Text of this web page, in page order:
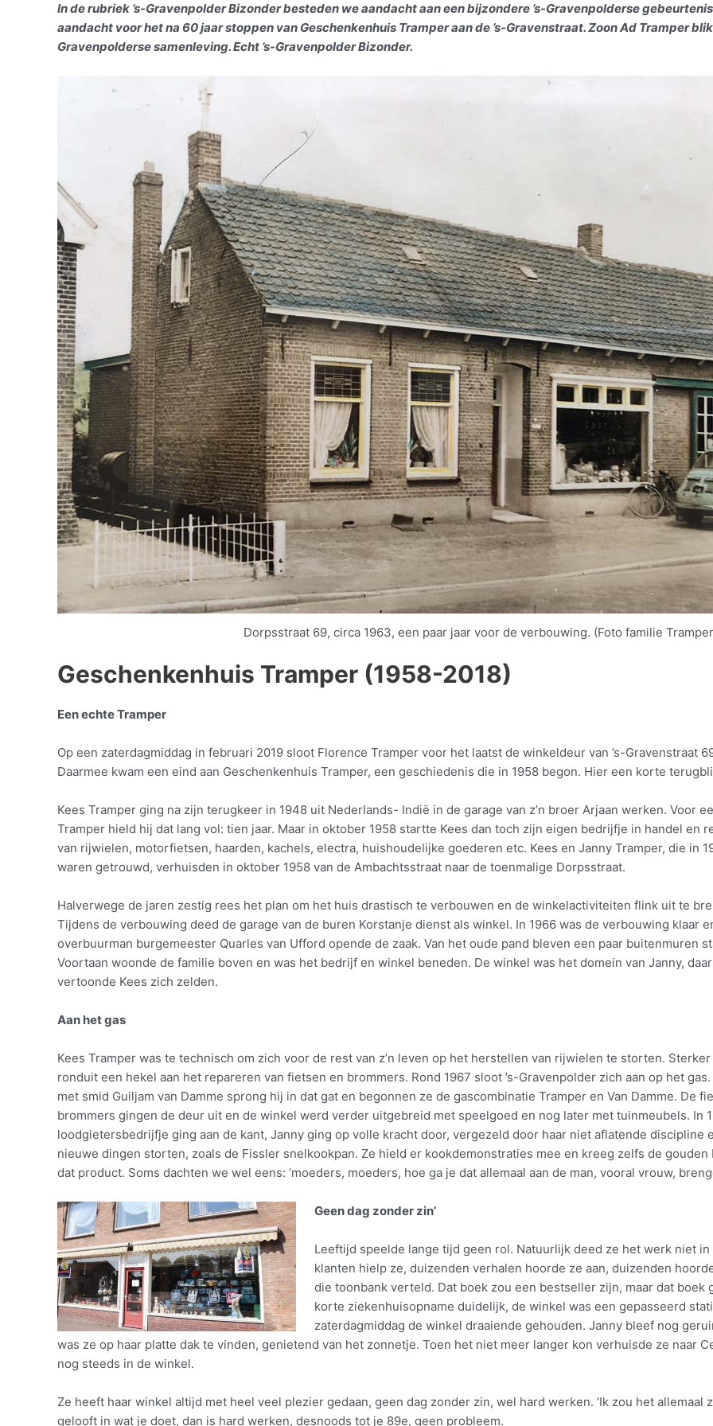
In de rubriek ’s-Gravenpolder Bizonder besteden we aandacht aan een bijzondere ’s-Gravenpolderse
aandacht voor het na 60 jaar stoppen van Geschenkenhuis Tramper aan de ’s-Gravenstraat. Zoon Ad Tramper
Gravenpolderse samenleving. Echt ’s-Gravenpolder Bizonder.
Dorpsstraat 69, circa 1963, een paar jaar voor de verbouwing. (Foto familie
Geschenkenhuis Tramper (1958-2018)
Een echte Tramper
Op een zaterdagmiddag in februari 2019 sloot Florence Tramper voor het laatst de winkeldeur van ’s-Gravenstraat
Daarmee kwam een eind aan Geschenkenhuis Tramper, een geschiedenis die in 1958 begon. Hier een korte
Kees Tramper ging na zijn terugkeer in 1948 uit Nederlands- Indië in de garage van z’n broer Arjaan werken. Voor
Tramper hield hij dat lang vol: tien jaar. Maar in oktober 1958 startte Kees dan toch zijn eigen bedrijfje in handel en
van rijwielen, motorfietsen, haarden, kachels, electra, huishoudelijke goederen etc. Kees en Janny Tramper, die in
waren getrouwd, verhuisden in oktober 1958 van de Ambachtsstraat naar de toenmalige Dorpsstraat.
Halverwege de jaren zestig rees het plan om het huis drastisch te verbouwen en de winkelactiviteiten flink uit te
Tijdens de verbouwing deed de garage van de buren Korstanje dienst als winkel. In 1966 was de verbouwing klaar
overbuurman burgemeester Quarles van Ufford opende de zaak. Van het oude pand bleven een paar buitenmuren
Voortaan woonde de familie boven en was het bedrijf en winkel beneden. De winkel was het domein van Janny, daar
vertoonde Kees zich zelden.
Aan het gas
Kees Tramper was te technisch om zich voor de rest van z’n leven op het herstellen van rijwielen te storten.
ronduit een hekel aan het repareren van fietsen en brommers. Rond 1967 sloot ’s-Gravenpolder zich aan op het gas.
met smid Guiljam van Damme sprong hij in dat gat en begonnen ze de gascombinatie Tramper en Van Damme. De
brommers gingen de deur uit en de winkel werd verder uitgebreid met speelgoed en nog later met tuinmeubels. In
loodgietersbedrijfje ging aan de kant, Janny ging op volle kracht door, vergezeld door haar niet aflatende discipline
nieuwe dingen storten, zoals de Fissler snelkookpan. Ze hield er kookdemonstraties mee en kreeg zelfs de
dat product. Soms dachten we wel eens: ‘moeders, moeders, hoe ga je dat allemaal aan de man, vooral vrouw,
Geen dag zonder zin’
Leeftijd speelde lange tijd geen rol. Natuurlijk deed ze het werk niet
klanten hielp ze, duizenden verhalen hoorde ze aan, duizenden
die toonbank verteld. Dat boek zou een bestseller zijn, maar dat boek
korte ziekenhuisopname duidelijk, de winkel was een gepasseerd
zaterdagmiddag de winkel draaiende gehouden. Janny bleef nog
was ze op haar platte dak te vinden, genietend van het zonnetje. Toen het niet meer langer kon verhuisde ze naar
nog steeds in de winkel.
Ze heeft haar winkel altijd met heel veel plezier gedaan, geen dag zonder zin, wel hard werken. ‘Ik zou het
gelooft in wat je doet, dan is hard werken, desnoods tot je 89e, geen probleem.